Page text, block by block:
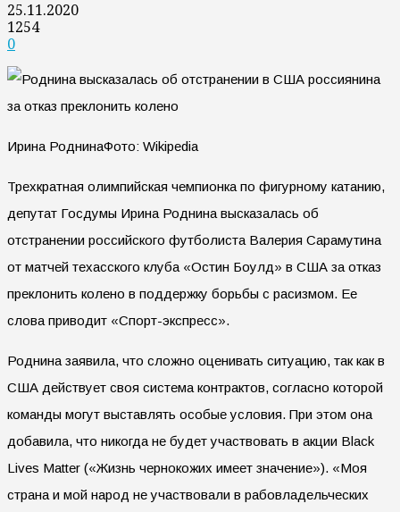
25.11.2020
1254
0
Ирина РоднинаФото: Wikipedia
Трехкратная олимпийская чемпионка по фигурному катанию,
депутат Госдумы Ирина Роднина высказалась об
отстранении российского футболиста Валерия Сарамутина
от матчей техасского клуба «Остин Боулд» в США за отказ
преклонить колено в поддержку борьбы с расизмом. Ее
слова приводит «Спорт-экспресс».
Роднина заявила, что сложно оценивать ситуацию, так как в
США действует своя система контрактов, согласно которой
команды могут выставлять особые условия. При этом она
добавила, что никогда не будет участвовать в акции Black
Lives Matter («Жизнь чернокожих имеет значение»). «Моя
страна и мой народ не участвовали в рабовладельческих